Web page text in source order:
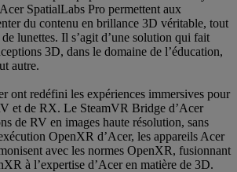
SpatialLabs Pro permettent aux
du contenu en brillance 3D véritable, tout
lunettes. Il s’agit d’une solution qui fait
3D, dans le domaine de l’éducation,
autre.
ont redéfini les expériences immersives pour
et de RX. Le SteamVR Bridge d’Acer
de RV en images haute résolution, sans
OpenXR d’Acer, les appareils Acer
avec les normes OpenXR, fusionnant
à l’expertise d’Acer en matière de 3D.